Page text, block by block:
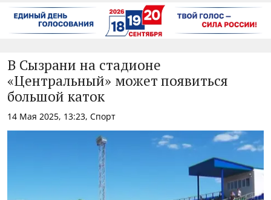
В Сызрани на стадионе
«Центральный» может появиться
большой каток
14 Мая 2025, 13:23, Спорт